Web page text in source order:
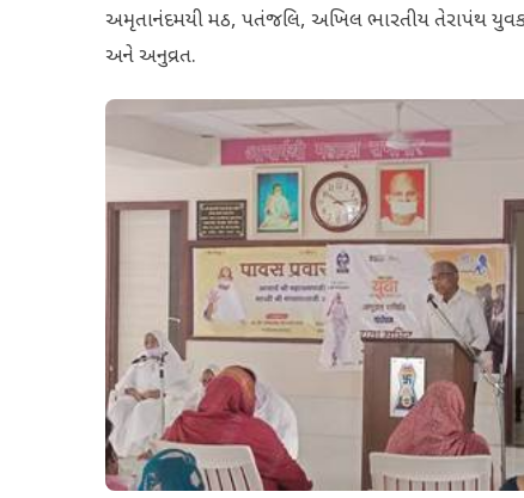
અમૃતાનંદમયી મઠ, પતંજલિ, અખિલ ભારતીય તેરાપંથ યુવક
અને અનુવ્રત.